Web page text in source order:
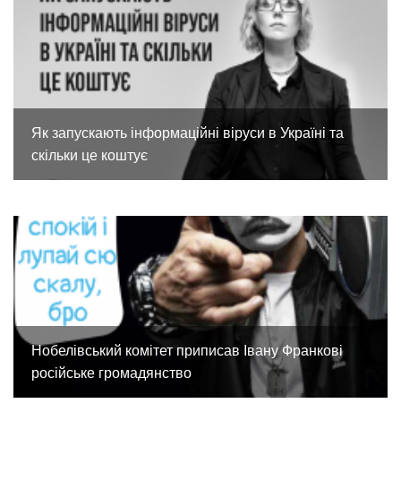
Як запускають інформаційні віруси в Україні та
скільки це коштує
Нобелівський комітет приписав Івану Франкові
російське громадянство